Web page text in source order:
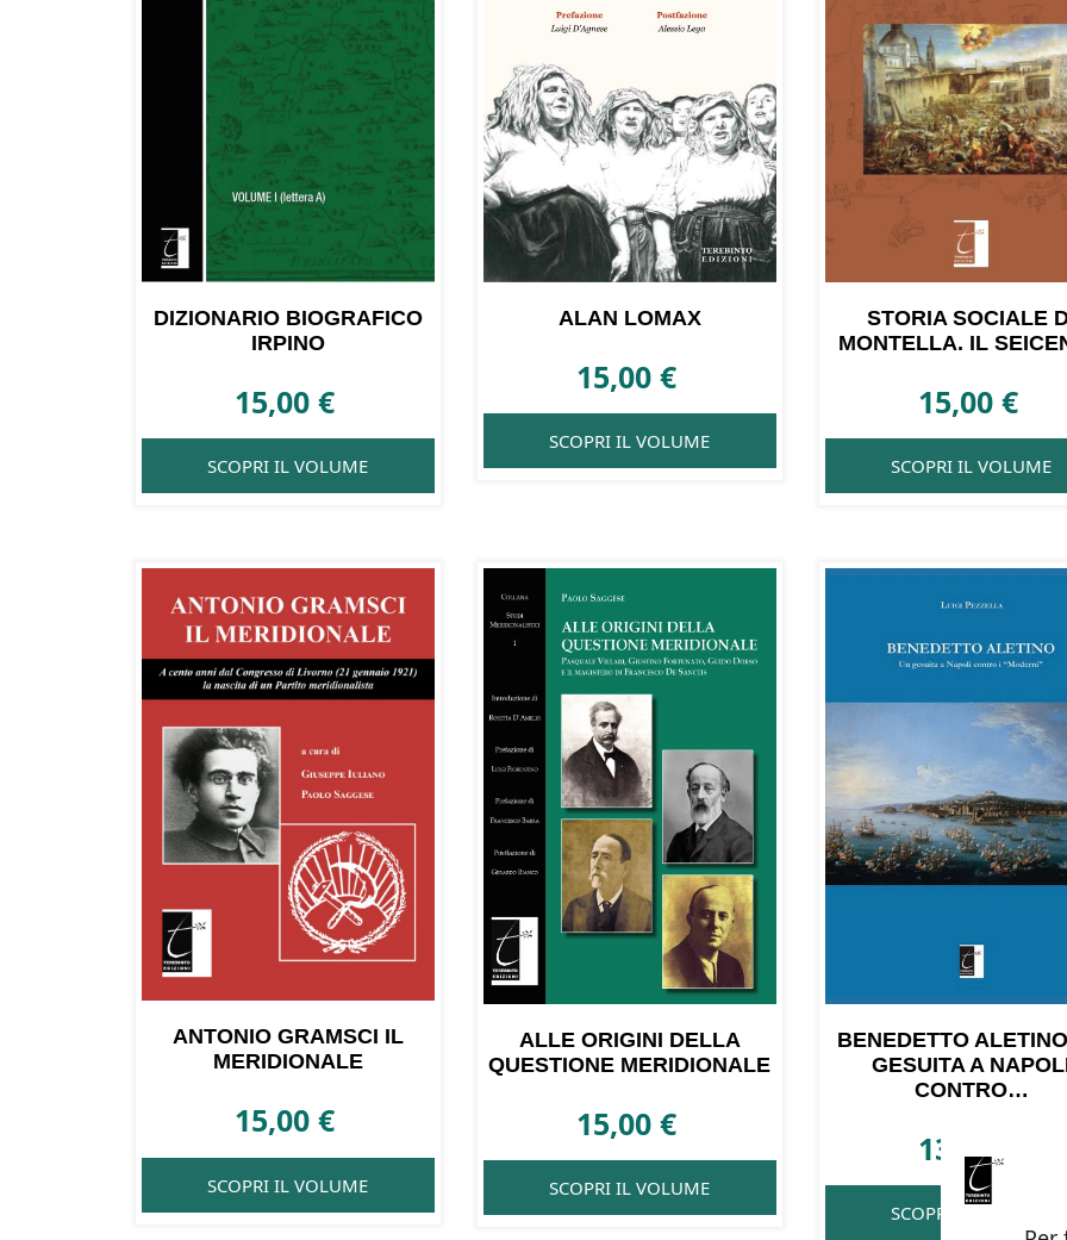
DIZIONARIO BIOGRAFICO
IRPINO
15,00€
SCOPRI IL VOLUME
ALAN LOMAX
15,00€
SCOPRI IL VOLUME
STORIA SOCIALE
MONTELLA. IL
15,00€
SCOPRI IL VOLUME
ANTONIO GRAMSCI IL
MERIDIONALE
15,00€
SCOPRI IL VOLUME
ALLE ORIGINI DELLA
QUESTIONE MERIDIONALE
15,00€
SCOPRI IL VOLUME
BENEDETTO
GESUITA A
CONTRO…
13,00€
SCOPRI IL VOLUME